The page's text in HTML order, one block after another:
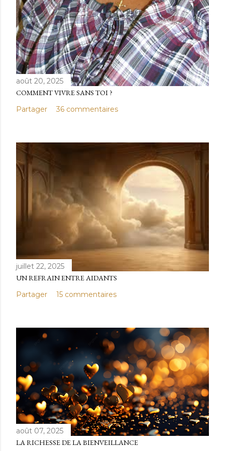
août 20, 2025
COMMENT VIVRE SANS TOI ?
Partager
36 commentaires
juillet 22, 2025
UN REFRAIN ENTRE AIDANTS
Partager
15 commentaires
août 07, 2025
LA RICHESSE DE LA BIENVEILLANCE